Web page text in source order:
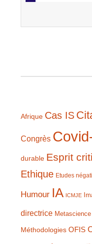
Afrique Cas IS
Congrès
durable Esprit
Ethique Etudes
Humour IA ICMJE
directrice Metascience
Méthodologies OFIS